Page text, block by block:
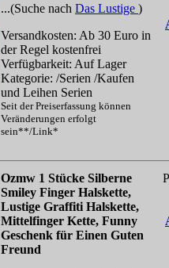
...(Suche nach Das Lustige )
Versandkosten: Ab 30 Euro in
der Regel kostenfrei
Verfügbarkeit: Auf Lager
Kategorie: /Serien /Kaufen
und Leihen Serien
Seit der Preiserfassung können
Veränderungen erfolgt
sein**/Link*
Ozmw 1 Stücke Silberne
Smiley Finger Halskette,
Lustige Graffiti Halskette,
Mittelfinger Kette, Funny
Geschenk für Einen Guten
Freund